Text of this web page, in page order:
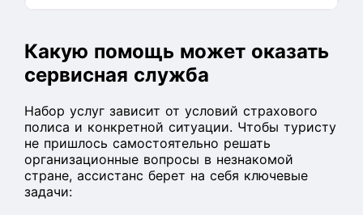
Какую помощь может оказать
сервисная служба
Набор услуг зависит от условий страхового
полиса и конкретной ситуации. Чтобы туристу
не пришлось самостоятельно решать
организационные вопросы в незнакомой
стране, ассистанс берет на себя ключевые
задачи: